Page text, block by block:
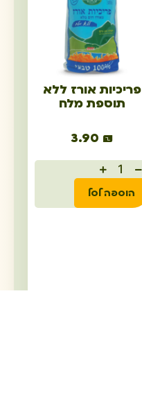
פריכיות אורז ללא
תוספת מלח
3.90 ₪
הוספה לסל